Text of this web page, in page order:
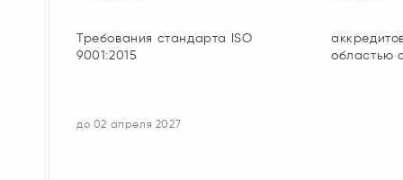
Требования стандарта ISO
9001:2015
до 02 апреля 2027
областью